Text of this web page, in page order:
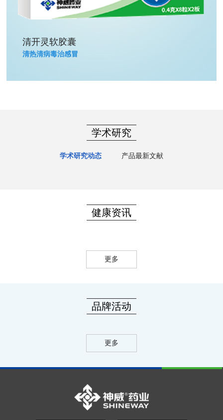
清开灵软胶囊
清热清病毒治感冒
学术研究
学术研究动态 产品最新文献
健康资讯
更多
品牌活动
更多